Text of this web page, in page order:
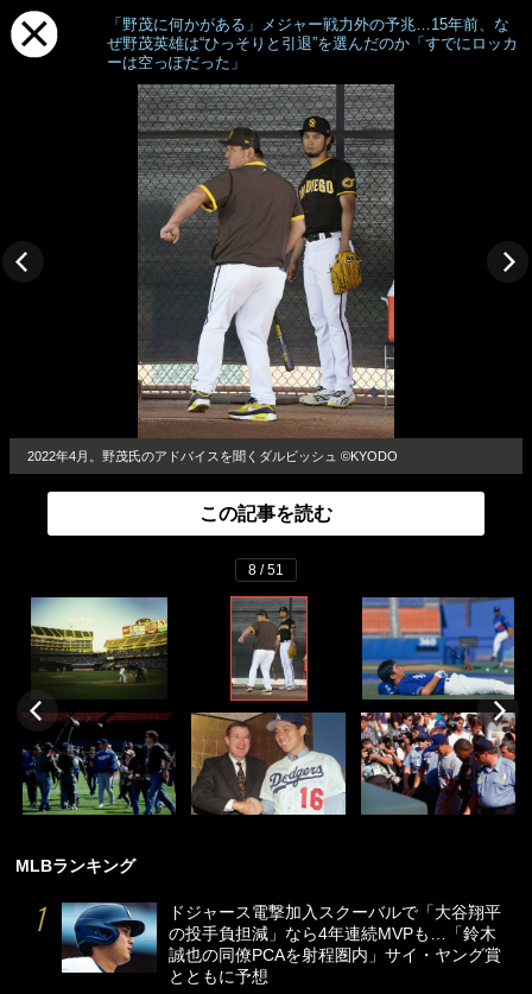
「野茂に何かがある」メジャー戦力外の予兆…15年前、な
ぜ野茂英雄は“ひっそりと引退”を選んだのか「すでにロッカ
ーは空っぽだった」
2022年4月。野茂氏のアドバイスを聞くダルビッシュ ©KYODO
この記事を読む
8 / 51
MLBランキング
ドジャース電撃加入スクーバルで「大谷翔平
の投手負担減」なら4年連続MVPも…「鈴木
誠也の同僚PCAを射程圏内」サイ・ヤング賞
とともに予想